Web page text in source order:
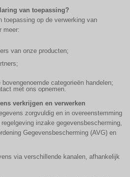
van toepassing?
toepassing op de verwerking van
meer:
van onze producten;
categorieën handelen;
met ons opnemen.
verkrijgen en verwerken
zorgvuldig en in overeenstemming
inzake gegevensbescherming,
Gegevensbescherming (AVG) en
via verschillende kanalen, afhankelijk